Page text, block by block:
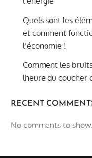
Quels sont les
et comment
l’économie !
Comment les
lheure du coucher
RECENT
No comments to show.